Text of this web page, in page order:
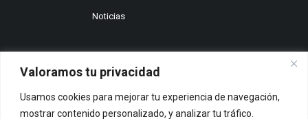
Valoramos tu privacidad
Usamos cookies para mejorar tu experiencia de navegación,
mostrar contenido personalizado, y analizar tu tráfico.
Noticias